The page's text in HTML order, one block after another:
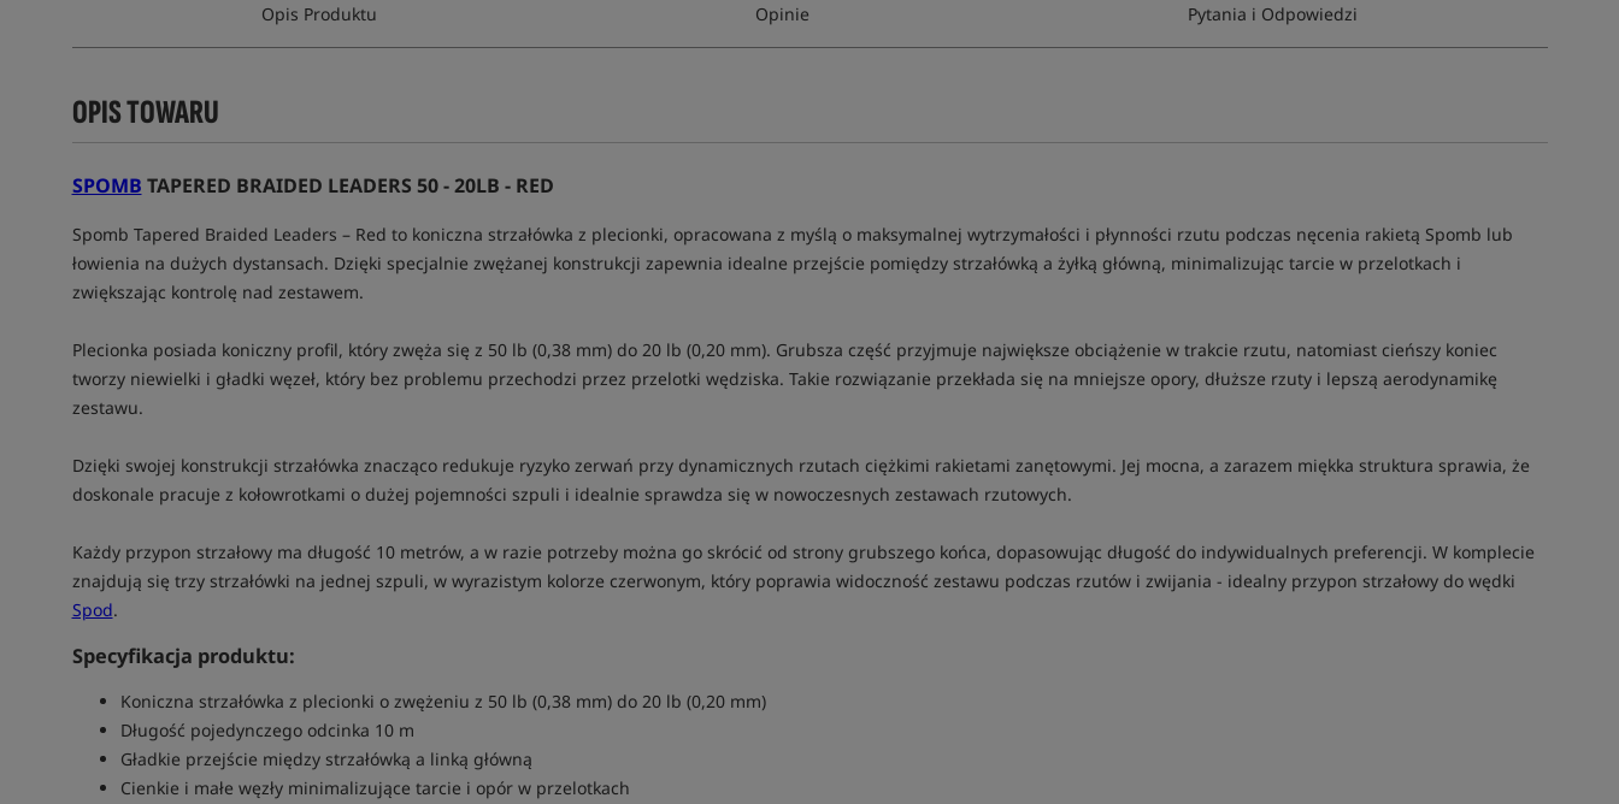
Opis Produktu Opinie Pytania i Odpowiedzi
OPIS TOWARU
SPOMB TAPERED BRAIDED LEADERS 50 - 20LB - RED
Spomb Tapered Braided Leaders – Red to koniczna strzałówka z plecionki, opracowana z myślą o maksymalnej wytrzymałości i płynności rzutu podczas nęcenia rakietą Spomb lub
łowienia na dużych dystansach. Dzięki specjalnie zwężanej konstrukcji zapewnia idealne przejście pomiędzy strzałówką a żyłką główną, minimalizując tarcie w przelotkach i
zwiększając kontrolę nad zestawem.
Plecionka posiada koniczny profil, który zwęża się z 50 lb (0,38 mm) do 20 lb (0,20 mm). Grubsza część przyjmuje największe obciążenie w trakcie rzutu, natomiast cieńszy koniec
tworzy niewielki i gładki węzeł, który bez problemu przechodzi przez przelotki wędziska. Takie rozwiązanie przekłada się na mniejsze opory, dłuższe rzuty i lepszą aerodynamikę
zestawu.
Dzięki swojej konstrukcji strzałówka znacząco redukuje ryzyko zerwań przy dynamicznych rzutach ciężkimi rakietami zanętowymi. Jej mocna, a zarazem miękka struktura sprawia, że
doskonale pracuje z kołowrotkami o dużej pojemności szpuli i idealnie sprawdza się w nowoczesnych zestawach rzutowych.
Każdy przypon strzałowy ma długość 10 metrów, a w razie potrzeby można go skrócić od strony grubszego końca, dopasowując długość do indywidualnych preferencji. W komplecie
znajdują się trzy strzałówki na jednej szpuli, w wyrazistym kolorze czerwonym, który poprawia widoczność zestawu podczas rzutów i zwijania - idealny przypon strzałowy do wędki
Spod.
Specyfikacja produktu:
Koniczna strzałówka z plecionki o zwężeniu z 50 lb (0,38 mm) do 20 lb (0,20 mm)
Długość pojedynczego odcinka 10 m
Gładkie przejście między strzałówką a linką główną
Cienkie i małe węzły minimalizujące tarcie i opór w przelotkach